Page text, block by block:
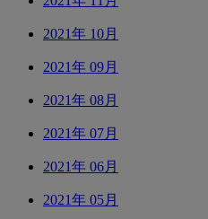
2021年 10月
2021年 09月
2021年 08月
2021年 07月
2021年 06月
2021年 05月